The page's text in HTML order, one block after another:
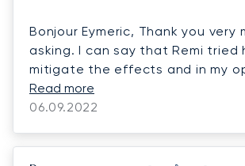
Bonjour Eymeric, Thank you very much for
asking. I can say that Remi tried
mitigate the effects and in my
a very good job.
Read more
06.09.2022